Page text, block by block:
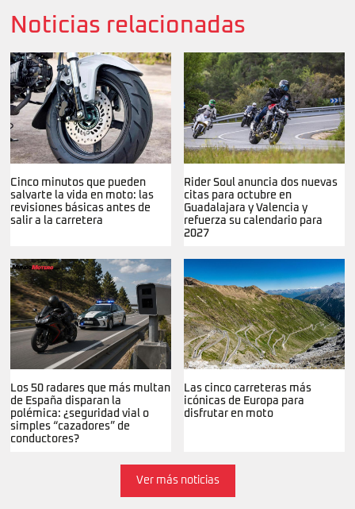
Noticias relacionadas
Cinco minutos que pueden
salvarte la vida en moto: las
revisiones básicas antes de
salir a la carretera
Rider Soul anuncia dos nuevas
citas para octubre en
Guadalajara y Valencia y
refuerza su calendario para
2027
Los 50 radares que más multan
de España disparan la
polémica: ¿seguridad vial o
simples “cazadores” de
conductores?
Las cinco carreteras más
icónicas de Europa para
disfrutar en moto
Ver más noticias